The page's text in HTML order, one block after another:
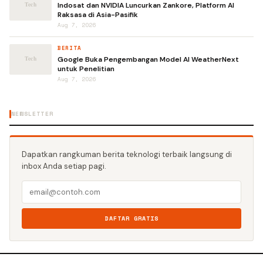
Indosat dan NVIDIA Luncurkan Zankore, Platform AI
Raksasa di Asia-Pasifik
Aug 7, 2026
BERITA
Google Buka Pengembangan Model AI WeatherNext
untuk Penelitian
Aug 7, 2026
NEWSLETTER
Dapatkan rangkuman berita teknologi terbaik langsung di
inbox Anda setiap pagi.
DAFTAR GRATIS